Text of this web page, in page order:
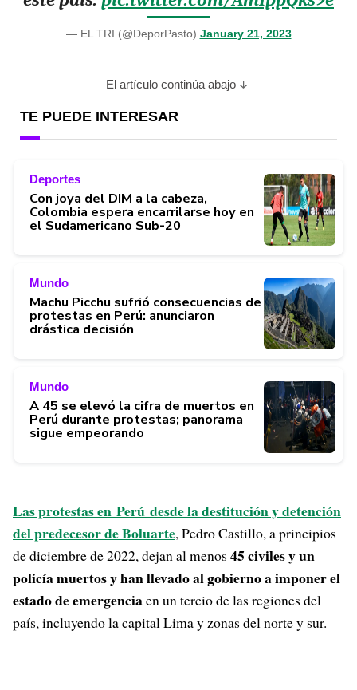
— EL TRI (@DeporPasto) January 21, 2023
El artículo continúa abajo
TE PUEDE INTERESAR
Deportes
Con joya del DIM a la cabeza,
Colombia espera encarrilarse hoy en
el Sudamericano Sub-20
Mundo
Machu Picchu sufrió consecuencias de
protestas en Perú: anunciaron
drástica decisión
Mundo
A 45 se elevó la cifra de muertos en
Perú durante protestas; panorama
sigue empeorando
Las protestas en Perú desde la destitución y detención
del predecesor de Boluarte, Pedro Castillo, a principios
de diciembre de 2022, dejan al menos 45 civiles y un
policía muertos y han llevado al gobierno a imponer el
estado de emergenciaen un tercio de las regiones del
país, incluyendo la capital Lima y zonas del norte y sur.